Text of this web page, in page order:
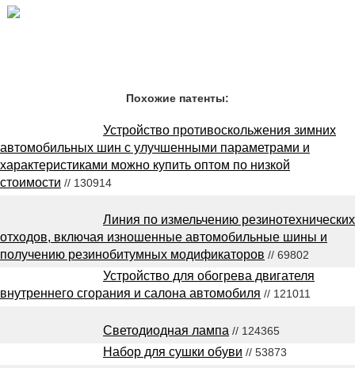
Похожие патенты:
Устройство противоскольжения зимних
автомобильных шин с улучшенными параметрами и
характеристиками можно купить оптом по низкой
стоимости // 130914
Линия по измельчению резинотехнических
отходов, включая изношенные автомобильные шины и
получению резинобитумных модификаторов // 69802
Устройство для обогрева двигателя
внутреннего сгорания и салона автомобиля // 121011
Светодиодная лампа // 124365
Набор для сушки обуви // 53873